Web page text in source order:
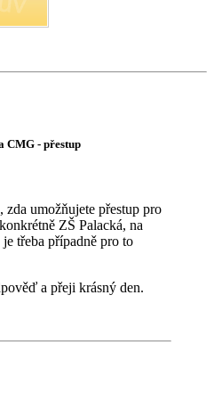
CMG - přestup
zda umožňujete přestup pro
ZŠ Palacká, na
třeba případně pro to
a přeji krásný den.